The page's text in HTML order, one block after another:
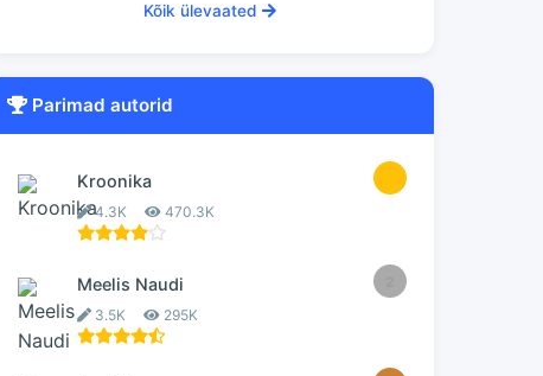
Kõik ülevaated
Parimad autorid
Kroonika
4.3K 470.3K
Meelis Naudi
3.5K 295K